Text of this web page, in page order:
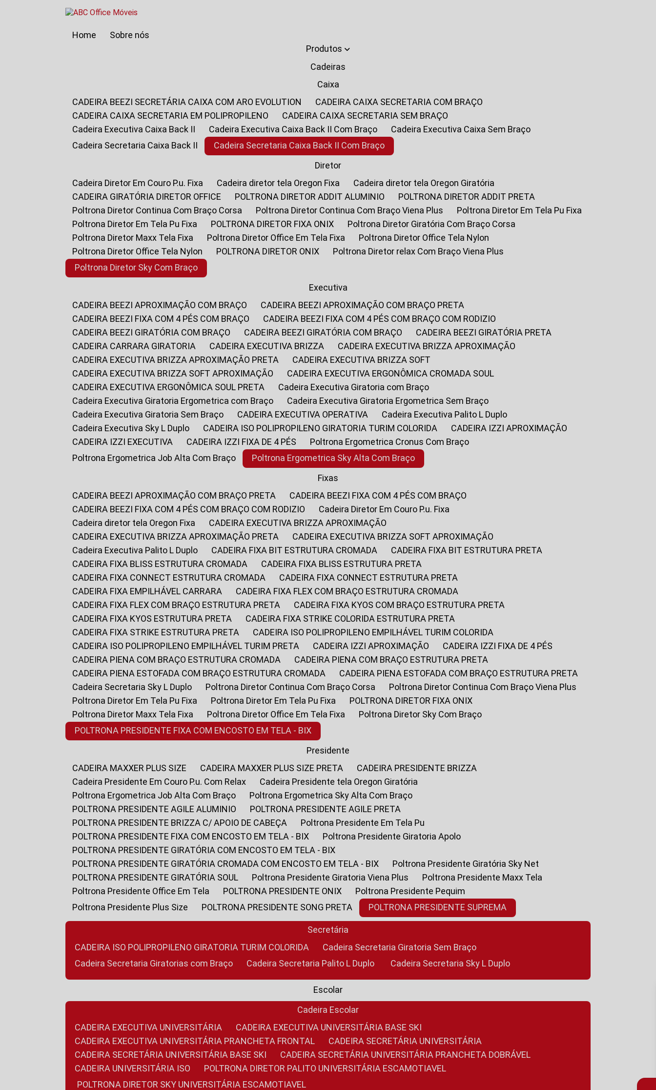
Home
Sobre nós
Produtos
Cadeiras
Caixa
CADEIRA BEEZI SECRETÁRIA CAIXA COM ARO EVOLUTION
CADEIRA CAIXA SECRETARIA COM BRAÇO
CADEIRA CAIXA SECRETARIA EM POLIPROPILENO
CADEIRA CAIXA SECRETARIA SEM BRAÇO
Cadeira Executiva Caixa Back II
Cadeira Executiva Caixa Back II Com Braço
Cadeira Executiva Caixa Sem Braço
Cadeira Secretaria Caixa Back II
Cadeira Secretaria Caixa Back II Com Braço
Diretor
Cadeira Diretor Em Couro P.u. Fixa
Cadeira diretor tela Oregon Fixa
Cadeira diretor tela Oregon Giratória
CADEIRA GIRATÓRIA DIRETOR OFFICE
POLTRONA DIRETOR ADDIT ALUMINIO
POLTRONA DIRETOR ADDIT PRETA
Poltrona Diretor Continua Com Braço Corsa
Poltrona Diretor Continua Com Braço Viena Plus
Poltrona Diretor Em Tela Pu Fixa
Poltrona Diretor Em Tela Pu Fixa
POLTRONA DIRETOR FIXA ONIX
Poltrona Diretor Giratória Com Braço Corsa
Poltrona Diretor Maxx Tela Fixa
Poltrona Diretor Office Em Tela Fixa
Poltrona Diretor Office Tela Nylon
Poltrona Diretor Office Tela Nylon
POLTRONA DIRETOR ONIX
Poltrona Diretor relax Com Braço Viena Plus
Poltrona Diretor Sky Com Braço
Executiva
CADEIRA BEEZI APROXIMAÇÃO COM BRAÇO
CADEIRA BEEZI APROXIMAÇÃO COM BRAÇO PRETA
CADEIRA BEEZI FIXA COM 4 PÉS COM BRAÇO
CADEIRA BEEZI FIXA COM 4 PÉS COM BRAÇO COM RODIZIO
CADEIRA BEEZI GIRATÓRIA COM BRAÇO
CADEIRA BEEZI GIRATÓRIA COM BRAÇO
CADEIRA BEEZI GIRATÓRIA PRETA
CADEIRA CARRARA GIRATORIA
CADEIRA EXECUTIVA BRIZZA
CADEIRA EXECUTIVA BRIZZA APROXIMAÇÃO
CADEIRA EXECUTIVA BRIZZA APROXIMAÇÃO PRETA
CADEIRA EXECUTIVA BRIZZA SOFT
CADEIRA EXECUTIVA BRIZZA SOFT APROXIMAÇÃO
CADEIRA EXECUTIVA ERGONÔMICA CROMADA SOUL
CADEIRA EXECUTIVA ERGONÔMICA SOUL PRETA
Cadeira Executiva Giratoria com Braço
Cadeira Executiva Giratoria Ergometrica com Braço
Cadeira Executiva Giratoria Ergometrica Sem Braço
Cadeira Executiva Giratoria Sem Braço
CADEIRA EXECUTIVA OPERATIVA
Cadeira Executiva Palito L Duplo
Cadeira Executiva Sky L Duplo
CADEIRA ISO POLIPROPILENO GIRATORIA TURIM COLORIDA
CADEIRA IZZI APROXIMAÇÃO
CADEIRA IZZI EXECUTIVA
CADEIRA IZZI FIXA DE 4 PÉS
Poltrona Ergometrica Cronus Com Braço
Poltrona Ergometrica Job Alta Com Braço
Poltrona Ergometrica Sky Alta Com Braço
Fixas
CADEIRA BEEZI APROXIMAÇÃO COM BRAÇO PRETA
CADEIRA BEEZI FIXA COM 4 PÉS COM BRAÇO
CADEIRA BEEZI FIXA COM 4 PÉS COM BRAÇO COM RODIZIO
Cadeira Diretor Em Couro P.u. Fixa
Cadeira diretor tela Oregon Fixa
CADEIRA EXECUTIVA BRIZZA APROXIMAÇÃO
CADEIRA EXECUTIVA BRIZZA APROXIMAÇÃO PRETA
CADEIRA EXECUTIVA BRIZZA SOFT APROXIMAÇÃO
Cadeira Executiva Palito L Duplo
CADEIRA FIXA BIT ESTRUTURA CROMADA
CADEIRA FIXA BIT ESTRUTURA PRETA
CADEIRA FIXA BLISS ESTRUTURA CROMADA
CADEIRA FIXA BLISS ESTRUTURA PRETA
CADEIRA FIXA CONNECT ESTRUTURA CROMADA
CADEIRA FIXA CONNECT ESTRUTURA PRETA
CADEIRA FIXA EMPILHÁVEL CARRARA
CADEIRA FIXA FLEX COM BRAÇO ESTRUTURA CROMADA
CADEIRA FIXA FLEX COM BRAÇO ESTRUTURA PRETA
CADEIRA FIXA KYOS COM BRAÇO ESTRUTURA PRETA
CADEIRA FIXA KYOS ESTRUTURA PRETA
CADEIRA FIXA STRIKE COLORIDA ESTRUTURA PRETA
CADEIRA FIXA STRIKE ESTRUTURA PRETA
CADEIRA ISO POLIPROPILENO EMPILHÁVEL TURIM COLORIDA
CADEIRA ISO POLIPROPILENO EMPILHÁVEL TURIM PRETA
CADEIRA IZZI APROXIMAÇÃO
CADEIRA IZZI FIXA DE 4 PÉS
CADEIRA PIENA COM BRAÇO ESTRUTURA CROMADA
CADEIRA PIENA COM BRAÇO ESTRUTURA PRETA
CADEIRA PIENA ESTOFADA COM BRAÇO ESTRUTURA CROMADA
CADEIRA PIENA ESTOFADA COM BRAÇO ESTRUTURA PRETA
Cadeira Secretaria Sky L Duplo
Poltrona Diretor Continua Com Braço Corsa
Poltrona Diretor Continua Com Braço Viena Plus
Poltrona Diretor Em Tela Pu Fixa
Poltrona Diretor Em Tela Pu Fixa
POLTRONA DIRETOR FIXA ONIX
Poltrona Diretor Maxx Tela Fixa
Poltrona Diretor Office Em Tela Fixa
Poltrona Diretor Sky Com Braço
POLTRONA PRESIDENTE FIXA COM ENCOSTO EM TELA - BIX
Presidente
CADEIRA MAXXER PLUS SIZE
CADEIRA MAXXER PLUS SIZE PRETA
CADEIRA PRESIDENTE BRIZZA
Cadeira Presidente Em Couro P.u. Com Relax
Cadeira Presidente tela Oregon Giratória
Poltrona Ergometrica Job Alta Com Braço
Poltrona Ergometrica Sky Alta Com Braço
POLTRONA PRESIDENTE AGILE ALUMINIO
POLTRONA PRESIDENTE AGILE PRETA
POLTRONA PRESIDENTE BRIZZA C/ APOIO DE CABEÇA
Poltrona Presidente Em Tela Pu
POLTRONA PRESIDENTE FIXA COM ENCOSTO EM TELA - BIX
Poltrona Presidente Giratoria Apolo
POLTRONA PRESIDENTE GIRATÓRIA COM ENCOSTO EM TELA - BIX
POLTRONA PRESIDENTE GIRATÓRIA CROMADA COM ENCOSTO EM TELA - BIX
Poltrona Presidente Giratória Sky Net
POLTRONA PRESIDENTE GIRATÓRIA SOUL
Poltrona Presidente Giratoria Viena Plus
Poltrona Presidente Maxx Tela
Poltrona Presidente Office Em Tela
POLTRONA PRESIDENTE ONIX
Poltrona Presidente Pequim
Poltrona Presidente Plus Size
POLTRONA PRESIDENTE SONG PRETA POLTRONA PRESIDENTE SUPREMA
Secretária
CADEIRA ISO POLIPROPILENO GIRATORIA TURIM COLORIDA
Cadeira Secretaria Giratoria Sem Braço
Cadeira Secretaria Giratorias com Braço
Cadeira Secretaria Palito L Duplo Cadeira Secretaria Sky L Duplo
Escolar
Cadeira Escolar
CADEIRA EXECUTIVA UNIVERSITÁRIA
CADEIRA EXECUTIVA UNIVERSITÁRIA BASE SKI
CADEIRA EXECUTIVA UNIVERSITÁRIA PRANCHETA FRONTAL
CADEIRA SECRETÁRIA UNIVERSITÁRIA
CADEIRA SECRETÁRIA UNIVERSITÁRIA BASE SKI
CADEIRA SECRETÁRIA UNIVERSITÁRIA PRANCHETA DOBRÁVEL
CADEIRA UNIVERSITÁRIA ISO
POLTRONA DIRETOR PALITO UNIVERSITÁRIA ESCAMOTIAVEL
POLTRONA DIRETOR SKY UNIVERSITÁRIA ESCAMOTIAVEL